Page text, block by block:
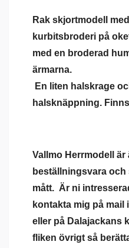
Rak skjortmodell
kurbitsbroderi på
med en broderad
ärmarna.
En liten halskrage
halsknäppning.
Vallmo Herrmodell är
beställningsvara
mått. Är ni
kontakta mig på mail
eller på Dalajackans
fliken övrigt så